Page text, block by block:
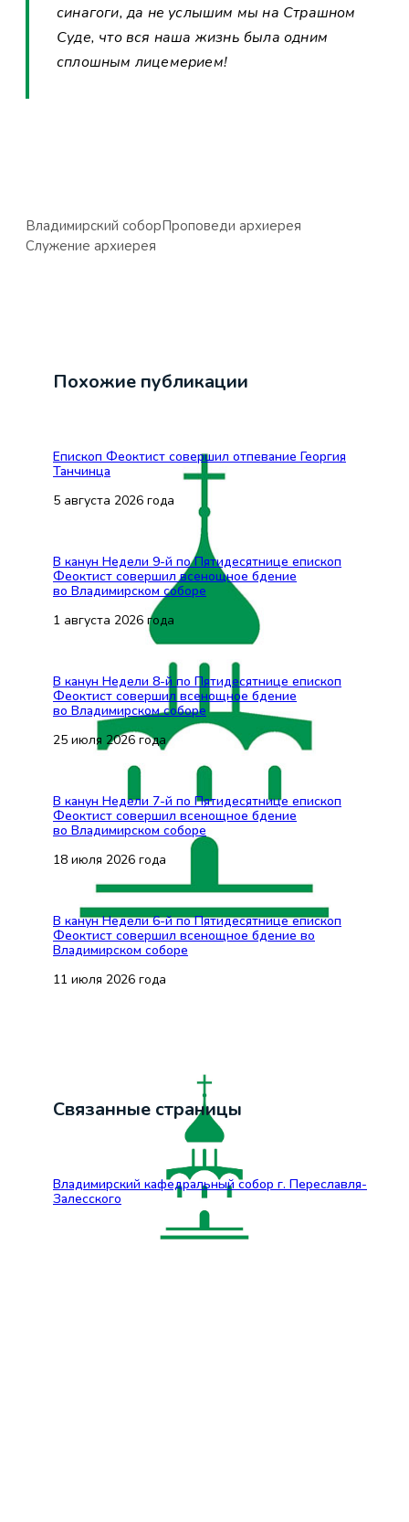
синагоги, да не услышим мы на Страшном
Суде, что вся наша жизнь была одним
сплошным лицемерием!
Владимирский соборПроповеди архиерея
Служение архиерея
Похожие публикации
Епископ Феоктист совершил отпевание Георгия
Танчинца
5 августа 2026 года
В канун Недели 9-й по Пятидесятнице епископ
Феоктист совершил всенощное бдение
во Владимирском соборе
1 августа 2026 года
В канун Недели 8-й по Пятидесятнице епископ
Феоктист совершил всенощное бдение
во Владимирском соборе
25 июля 2026 года
В канун Недели 7-й по Пятидесятнице епископ
Феоктист совершил всенощное бдение
во Владимирском соборе
18 июля 2026 года
В канун Недели 6-й по Пятидесятнице епископ
Феоктист совершил всенощное бдение во
Владимирском соборе
11 июля 2026 года
Связанные страницы
Владимирский кафедральный собор г. Переславля-
Залесского